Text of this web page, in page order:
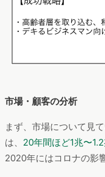
市場・顧客の分析
まず、市場について見
は、 20年間ほど1兆〜
2020年にはコロナの影